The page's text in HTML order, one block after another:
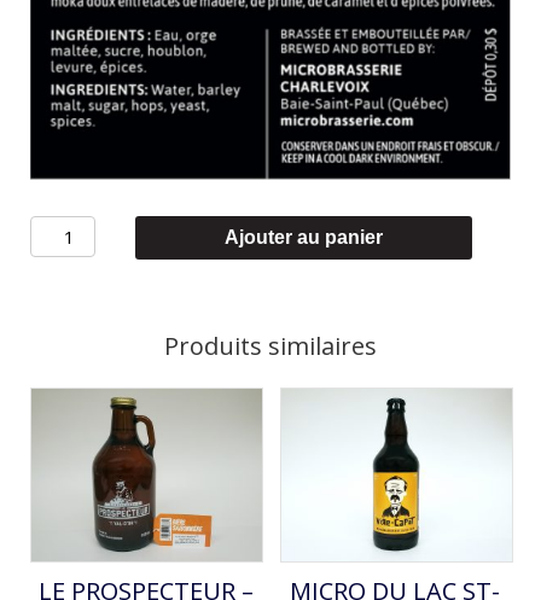
quantité
DOMINUS
VOBISCUM
DOUBLE
Ajouter au panier
Produits similaires
LE PROSPECTEUR – MICRO DU LAC ST-